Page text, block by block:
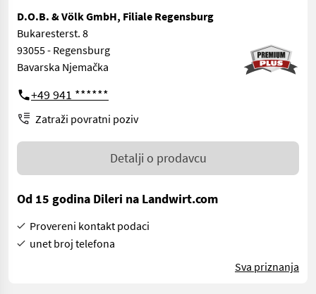
D.O.B. & Völk GmbH, Filiale Regensburg
Bukaresterst. 8
93055 - Regensburg
Bavarska Njemačka
+49 941 ******
Zatraži povratni poziv
Detalji o prodavcu
Od 15 godina Dileri na Landwirt.com
Provereni kontakt podaci
unet broj telefona
Sva priznanja